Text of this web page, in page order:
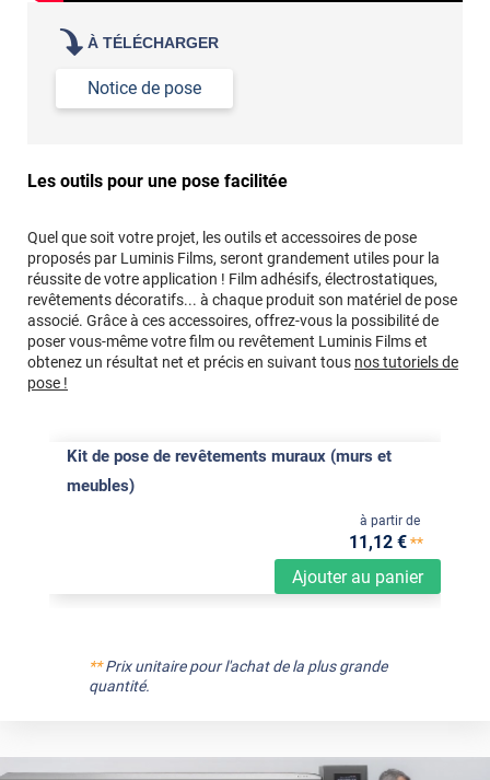
À TÉLÉCHARGER
Notice de pose
Les outils pour une pose facilitée
Quel que soit votre projet, les outils et accessoires de pose
proposés par Luminis Films, seront grandement utiles pour la
réussite de votre application ! Film adhésifs, électrostatiques,
revêtements décoratifs... à chaque produit son matériel de pose
associé. Grâce à ces accessoires, offrez-vous la possibilité de
poser vous-même votre film ou revêtement Luminis Films et
obtenez un résultat net et précis en suivant tous nos tutoriels de
pose !
Kit de pose de revêtements muraux (murs et
meubles)
Ajouter au panier
à partir de
11,12 €**
**Prix unitaire pour l'achat de la plus grande
quantité.